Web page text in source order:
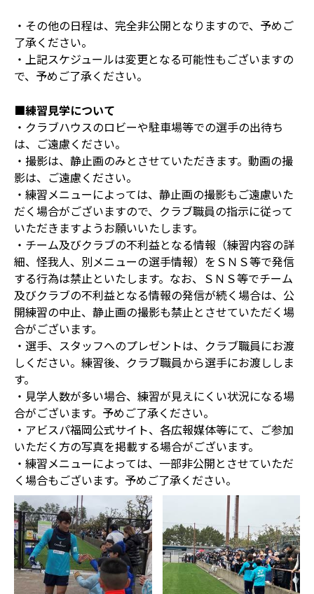
・その他の日程は、完全非公開となりますので、予めご
了承ください。
・上記スケジュールは変更となる可能性もございますの
で、予めご了承ください。
■練習見学について
・クラブハウスのロビーや駐車場等での選手の出待ち
は、ご遠慮ください。
・撮影は、静止画のみとさせていただきます。動画の撮
影は、ご遠慮ください。
・練習メニューによっては、静止画の撮影もご遠慮いた
だく場合がございますので、クラブ職員の指示に従って
いただきますようお願いいたします。
・チーム及びクラブの不利益となる情報（練習内容の詳
細、怪我人、別メニューの選手情報）をＳＮＳ等で発信
する行為は禁止といたします。なお、ＳＮＳ等でチーム
及びクラブの不利益となる情報の発信が続く場合は、公
開練習の中止、静止画の撮影も禁止とさせていただく場
合がございます。
・選手、スタッフへのプレゼントは、クラブ職員にお渡
しください。練習後、クラブ職員から選手にお渡ししま
す。
・見学人数が多い場合、練習が見えにくい状況になる場
合がございます。予めご了承ください。
・アビスパ福岡公式サイト、各広報媒体等にて、ご参加
いただく方の写真を掲載する場合がございます。
・練習メニューによっては、一部非公開とさせていただ
く場合もございます。予めご了承ください。